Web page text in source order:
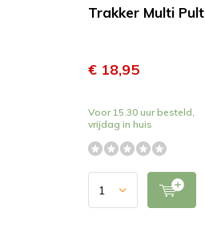
Trakker Multi Pult
€ 18,95
Voor 15.30 uur besteld,
vrijdag in huis